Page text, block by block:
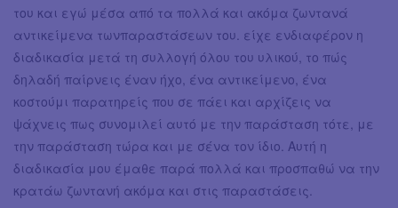
του και εγώ μέσα από τα πολλά και ακόμα ζωντανά
αντικείμενα τωνπαραστάσεων του. είχε ενδιαφέρον η
διαδικασία μετά τη συλλογή όλου του υλικού, το πώς
δηλαδή παίρνεις έναν ήχο, ένα αντικείμενο, ένα
κοστούμι παρατηρείς που σε πάει και αρχίζεις να
ψάχνεις πως συνομιλεί αυτό με την παράσταση τότε, με
την παράσταση τώρα και με σένα τον ίδιο. Αυτή η
διαδικασία μου έμαθε παρά πολλά και προσπαθώ να την
κρατάω ζωντανή ακόμα και στις παραστάσεις.